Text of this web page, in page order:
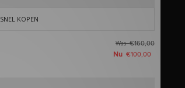
SNEL KOPEN
Was€160,00
Nu €100,00